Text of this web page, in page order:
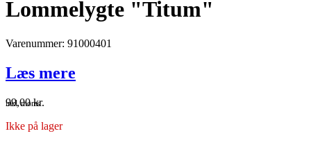
Lommelygte "Titum"
Varenummer: 91000401
Læs mere
99,00kr.
inkl. moms
Ikke på lager